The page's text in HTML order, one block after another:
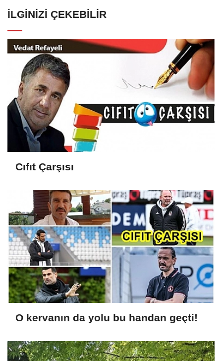
İLGINIZI ÇEKEBILIR
Cıfıt Çarşısı
O kervanın da yolu bu handan geçti!